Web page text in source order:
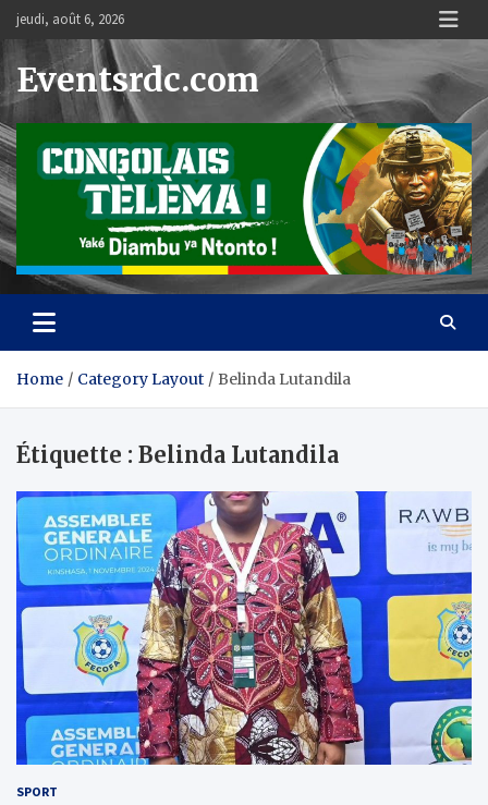
Skip
content
jeudi, août 6, 2026
Eventsrdc.com
Home Category Layout Belinda Lutandila
Étiquette : Belinda Lutandila
SPORT